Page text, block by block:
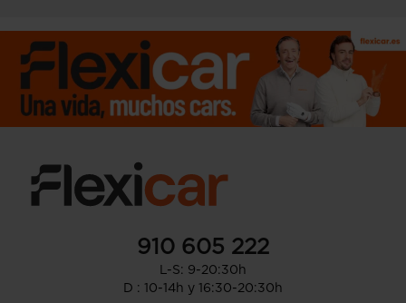
910 605 222
L-S: 9-20:30h
D : 10-14h y 16:30-20:30h